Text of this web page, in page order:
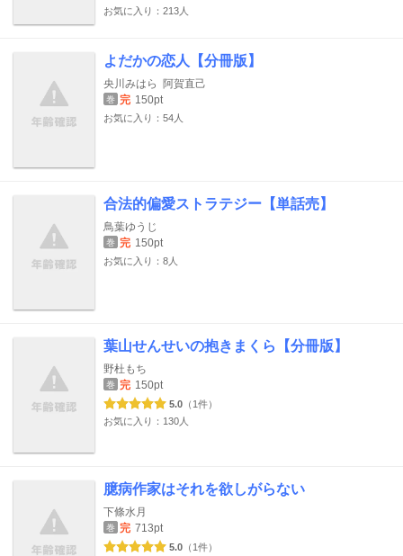
お気に入り：213人
よだかの恋人【分冊版】
央川みはら 阿賀直己
巻 完 150pt
お気に入り：54人
合法的偏愛ストラテジー【単話売】
鳥葉ゆうじ
巻 完 150pt
お気に入り：8人
葉山せんせいの抱きまくら【分冊版】
野杜もち
巻 完 150pt
5.0 （1件）
お気に入り：130人
臆病作家はそれを欲しがらない
下條水月
巻 完 713pt
5.0 （1件）